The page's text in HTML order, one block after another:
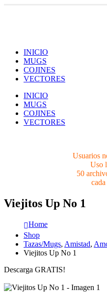
INICIO
MUGS
COJINES
VECTORES
INICIO
MUGS
COJINES
VECTORES
Usuarios
Uso
50
Viejitos Up No 1
Home
Shop
Tazas/Mugs, Amistad,
Viejitos Up No 1
Descarga GRATIS!